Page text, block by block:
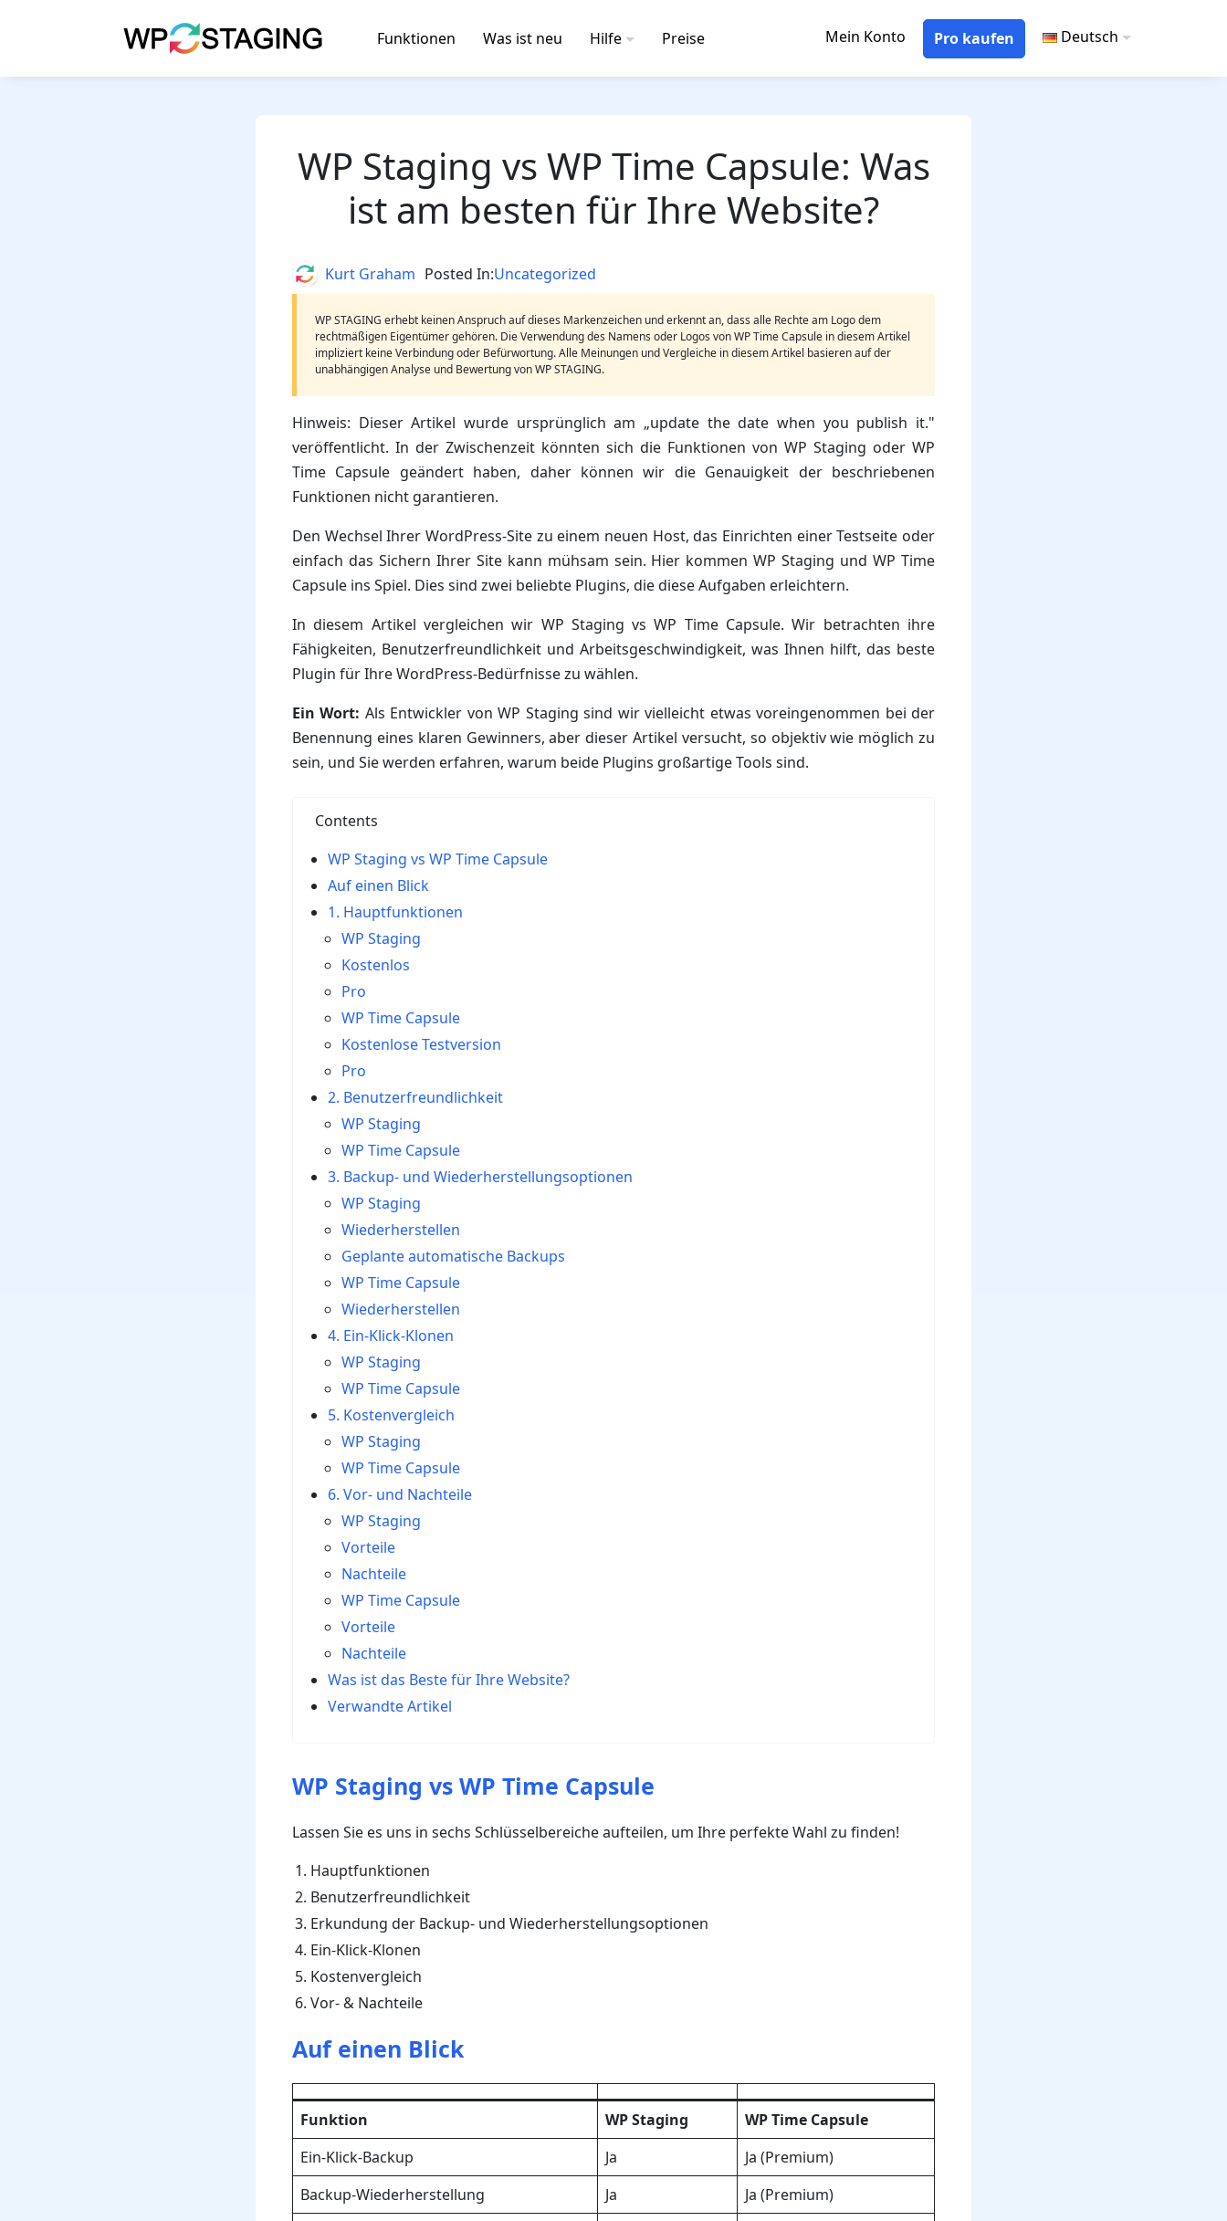
Funktionen Was ist neu Hilfe Preise Mein Konto Pro kaufen Deutsch
WP Staging vs WP Time Capsule: Was
ist am besten für Ihre Website?
WP STAGING erhebt keinen Anspruch auf dieses Markenzeichen und erkennt an, dass alle Rechte am Logo dem
rechtmäßigen Eigentümer gehören. Die Verwendung des Namens oder Logos von WP Time Capsule in diesem Artikel
impliziert keine Verbindung oder Befürwortung. Alle Meinungen und Vergleiche in diesem Artikel basieren auf der
unabhängigen Analyse und Bewertung von WP STAGING.
Hinweis: Dieser Artikel wurde ursprünglich am „update the date when you publish it."
veröffentlicht. In der Zwischenzeit könnten sich die Funktionen von WP Staging oder WP
Time Capsule geändert haben, daher können wir die Genauigkeit der beschriebenen
Funktionen nicht garantieren.
Den Wechsel Ihrer WordPress-Site zu einem neuen Host, das Einrichten einer Testseite oder
einfach das Sichern Ihrer Site kann mühsam sein. Hier kommen WP Staging und WP Time
Capsule ins Spiel. Dies sind zwei beliebte Plugins, die diese Aufgaben erleichtern.
In diesem Artikel vergleichen wir WP Staging vs WP Time Capsule. Wir betrachten ihre
Fähigkeiten, Benutzerfreundlichkeit und Arbeitsgeschwindigkeit, was Ihnen hilft, das beste
Plugin für Ihre WordPress-Bedürfnisse zu wählen.
Ein Wort: Als Entwickler von WP Staging sind wir vielleicht etwas voreingenommen bei der
Benennung eines klaren Gewinners, aber dieser Artikel versucht, so objektiv wie möglich zu
sein, und Sie werden erfahren, warum beide Plugins großartige Tools sind.
Contents
WP Staging vs WP Time Capsule
Auf einen Blick
1. Hauptfunktionen
WP Staging
Kostenlos
Pro
WP Time Capsule
Kostenlose Testversion
Pro
2. Benutzerfreundlichkeit
WP Staging
WP Time Capsule
3. Backup- und Wiederherstellungsoptionen
WP Staging
Wiederherstellen
Geplante automatische Backups
WP Time Capsule
Wiederherstellen
4. Ein-Klick-Klonen
WP Staging
WP Time Capsule
5. Kostenvergleich
WP Staging
WP Time Capsule
6. Vor- und Nachteile
WP Staging
Vorteile
Nachteile
WP Time Capsule
Vorteile
Nachteile
Was ist das Beste für Ihre Website?
Verwandte Artikel
WP Staging vs WP Time Capsule
Lassen Sie es uns in sechs Schlüsselbereiche aufteilen, um Ihre perfekte Wahl zu finden!
Hauptfunktionen
Benutzerfreundlichkeit
Erkundung der Backup- und Wiederherstellungsoptionen
Ein-Klick-Klonen
Kostenvergleich
Vor- & Nachteile
Auf einen Blick
Funktion WP Staging
WP Time Capsule
Ein-Klick-Backup
Ja
Ja (Premium)
Backup-Wiederherstellung
Ja
Ja (Premium)
AuthorKurt Graham Posted In:Uncategorized